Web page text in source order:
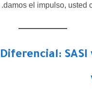
damos el impulso, usted
SASI